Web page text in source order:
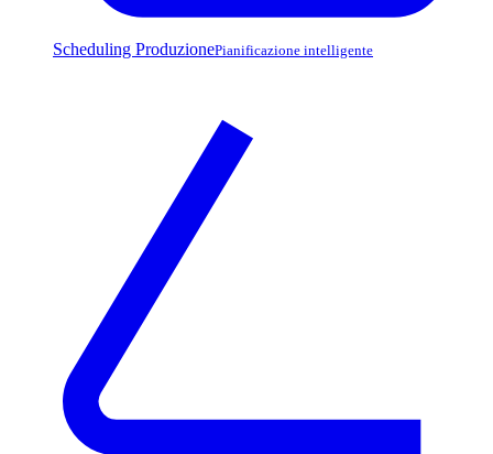
Scheduling ProduzionePianificazione intelligente